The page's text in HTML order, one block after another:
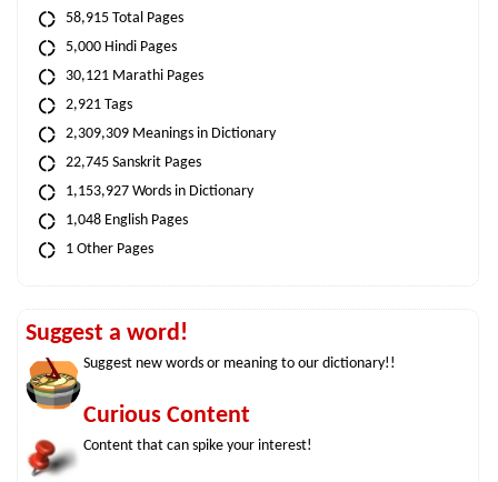
58,915 Total Pages
5,000 Hindi Pages
30,121 Marathi Pages
2,921 Tags
2,309,309 Meanings in Dictionary
22,745 Sanskrit Pages
1,153,927 Words in Dictionary
1,048 English Pages
1 Other Pages
Suggest a word!
Suggest new words or meaning to our dictionary!!
Curious Content
Content that can spike your interest!